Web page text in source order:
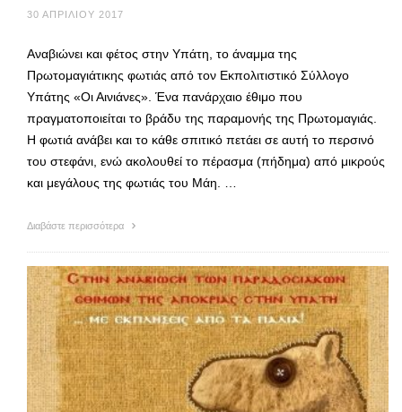
30 ΑΠΡΙΛΊΟΥ 2017
Αναβιώνει και φέτος στην Υπάτη, το άναμμα της
Πρωτομαγιάτικης φωτιάς από τον Εκπολιτιστικό Σύλλογο
Υπάτης «Οι Αινιάνες». Ένα πανάρχαιο έθιμο που
πραγματοποιείται το βράδυ της παραμονής της Πρωτομαγιάς.
Η φωτιά ανάβει και το κάθε σπιτικό πετάει σε αυτή το περσινό
του στεφάνι, ενώ ακολουθεί το πέρασμα (πήδημα) από μικρούς
και μεγάλους της φωτιάς του Μάη. …
Διαβάστε περισσότερα